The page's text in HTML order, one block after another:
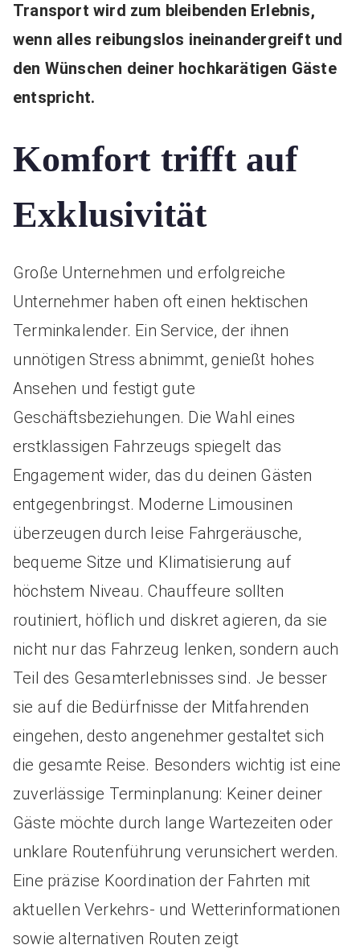
Transport wird zum bleibenden Erlebnis,
wenn alles reibungslos ineinandergreift und
den Wünschen deiner hochkarätigen Gäste
entspricht.
Komfort trifft auf
Exklusivität
Große Unternehmen und erfolgreiche
Unternehmer haben oft einen hektischen
Terminkalender. Ein Service, der ihnen
unnötigen Stress abnimmt, genießt hohes
Ansehen und festigt gute
Geschäftsbeziehungen. Die Wahl eines
erstklassigen Fahrzeugs spiegelt das
Engagement wider, das du deinen Gästen
entgegenbringst. Moderne Limousinen
überzeugen durch leise Fahrgeräusche,
bequeme Sitze und Klimatisierung auf
höchstem Niveau. Chauffeure sollten
routiniert, höflich und diskret agieren, da sie
nicht nur das Fahrzeug lenken, sondern auch
Teil des Gesamterlebnisses sind. Je besser
sie auf die Bedürfnisse der Mitfahrenden
eingehen, desto angenehmer gestaltet sich
die gesamte Reise. Besonders wichtig ist eine
zuverlässige Terminplanung: Keiner deiner
Gäste möchte durch lange Wartezeiten oder
unklare Routenführung verunsichert werden.
Eine präzise Koordination der Fahrten mit
aktuellen Verkehrs- und Wetterinformationen
sowie alternativen Routen zeigt